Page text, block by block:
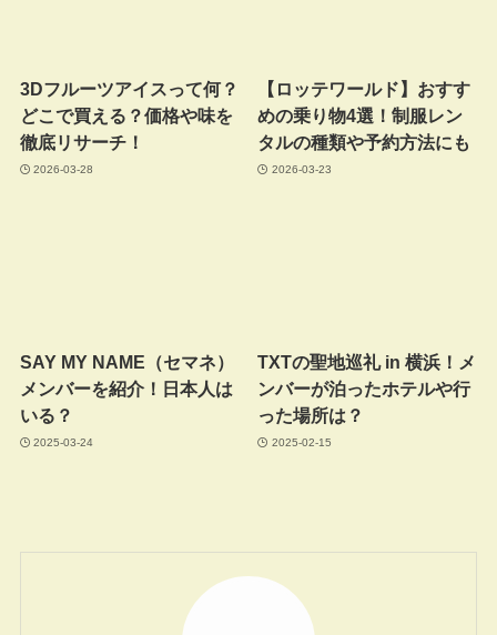
3Dフルーツアイスって何？
どこで買える？価格や味を
徹底リサーチ！
2026-03-28
【ロッテワールド】おすす
めの乗り物4選！制服レン
タルの種類や予約方法にも
2026-03-23
SAY MY NAME（セマネ）
メンバーを紹介！日本人は
いる？
2025-03-24
TXTの聖地巡礼 in 横浜！メ
ンバーが泊ったホテルや行
った場所は？
2025-02-15